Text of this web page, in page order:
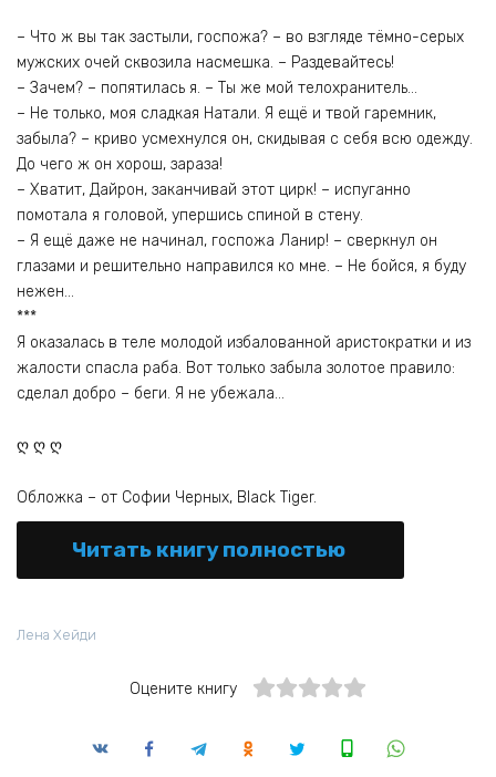
– Что ж вы так застыли, госпожа? – во взгляде тёмно-серых
мужских очей сквозила насмешка. – Раздевайтесь!
– Зачем? – попятилась я. – Ты же мой телохранитель…
– Не только, моя сладкая Натали. Я ещё и твой гаремник,
забыла? – криво усмехнулся он, скидывая с себя всю одежду.
До чего ж он хорош, зараза!
– Хватит, Дайрон, заканчивай этот цирк! – испуганно
помотала я головой, упершись спиной в стену.
– Я ещё даже не начинал, госпожа Ланир! – сверкнул он
глазами и решительно направился ко мне. – Не бойся, я буду
нежен…
***
Я оказалась в теле молодой избалованной аристократки и из
жалости спасла раба. Вот только забыла золотое правило:
сделал добро – беги. Я не убежала…
ღ ღ ღ
Обложка – от Софии Черных, Black Tiger.
Читать книгу полностью
Лена Хейди
Оцените книгу